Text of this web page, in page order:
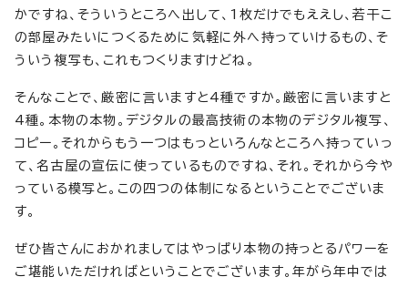
かですね、そういうところへ出して、1枚だけでもええし、若干こ
の部屋みたいにつくるために気軽に外へ持っていけるもの、そ
ういう複写も、これもつくりますけどね。
そんなことで、厳密に言いますと4種ですか。厳密に言いますと
4種。本物の本物。デジタルの最高技術の本物のデジタル複写、
コピー。それからもう一つはもっといろんなところへ持っていっ
て、名古屋の宣伝に使っているものですね、それ。それから今や
っている模写と。この四つの体制になるということでございま
す。
ぜひ皆さんにおかれましてはやっぱり本物の持っとるパワーを
ご堪能いただければということでございます。年がら年中では